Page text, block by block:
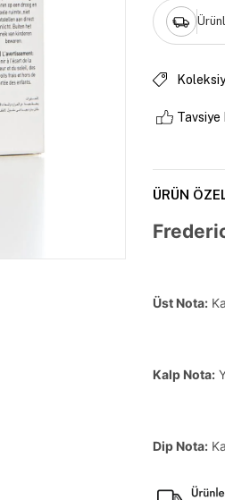
Tavsiye
ÜRÜN
Üst Nota:
Kalp Nota:
Dip Nota: